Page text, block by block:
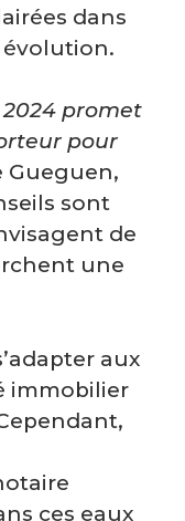
dans
promet
pour
Gueguen,
sont
de
une
aux
immobilier
ces eaux